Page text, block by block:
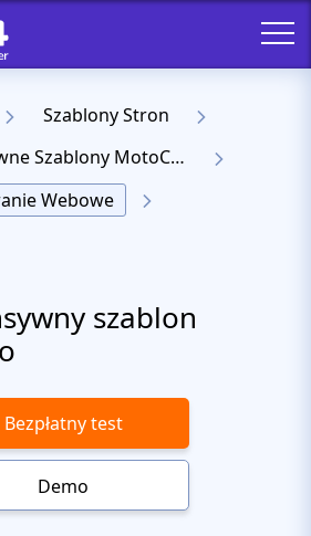
Szablony Stron
Responsywne Szablony MotoCMS 3
Webowe
szablon
Bezpłatny test
Demo